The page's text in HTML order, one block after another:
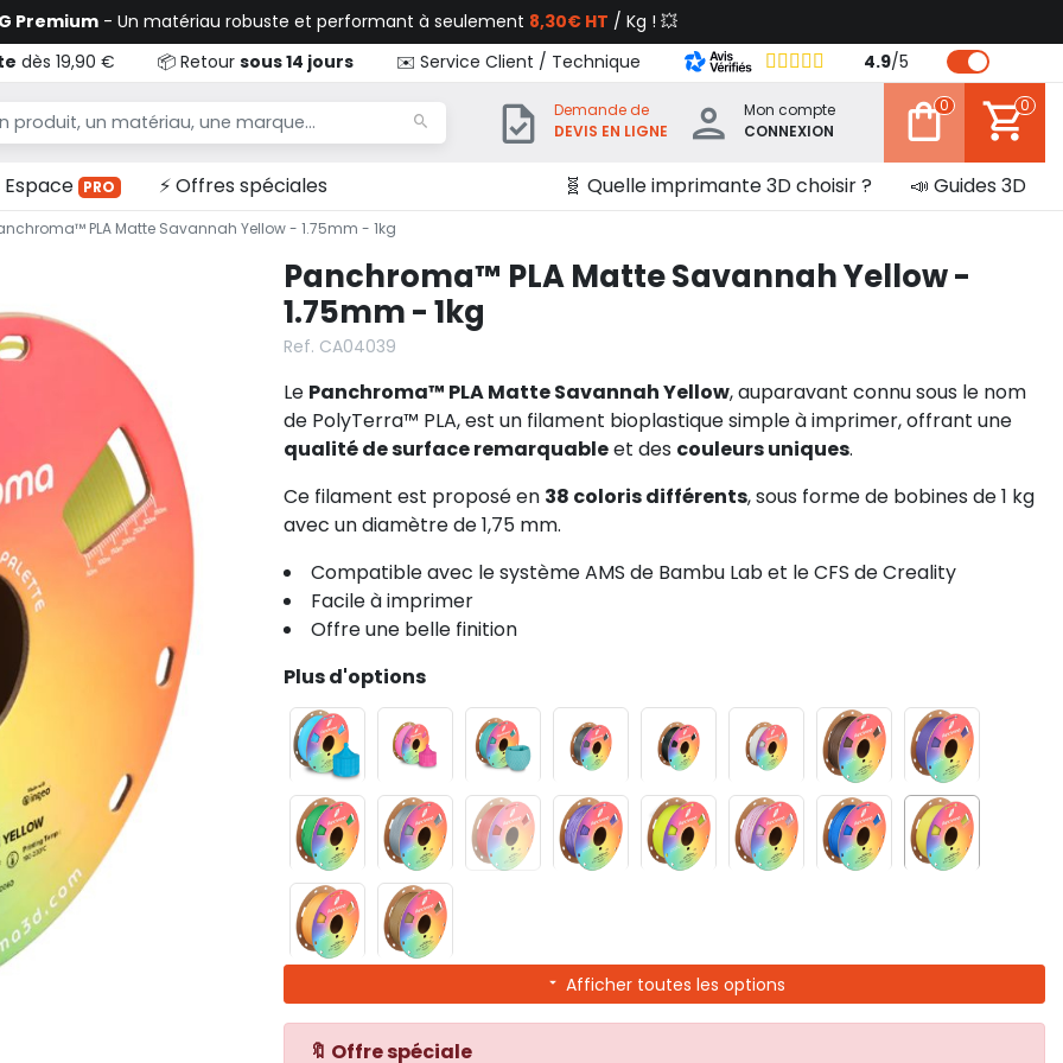
Premium - Un matériau robuste et performant à seulement 8,30€ HT / Kg ! 💥
dès 19,90 € 📦 Retour sous 14 jours ✉️ Service Client / Technique 4.9/5
Demande de
DEVIS EN LIGNE
Mon compte
CONNEXION
0 0
Espace PRO ⚡ Offres spéciales 🧬 Quelle imprimante 3D choisir ? 📣 Guides 3D
PLA Matte Savannah Yellow - 1.75mm - 1kg
Panchroma™ PLA Matte Savannah Yellow -
1.75mm - 1kg
Ref. CA04039
Le Panchroma™ PLA Matte Savannah Yellow, auparavant connu sous le nom
de PolyTerra™ PLA, est un filament bioplastique simple à imprimer, offrant une
qualité de surface remarquableet des couleurs uniques.
Ce filament est proposé en 38 coloris différents, sous forme de bobines de 1 kg
avec un diamètre de 1,75 mm.
Compatible avec le système AMS de Bambu Lab et le CFS de Creality
Facile à imprimer
Offre une belle finition
Plus d'options
Afficher toutes les options
🔖 Offre spéciale